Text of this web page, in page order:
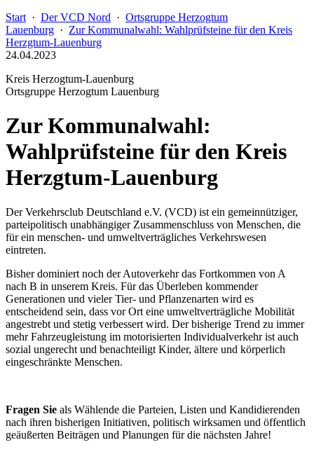
Start · Der VCD Nord · Ortsgruppe Herzogtum
Lauenburg · Zur Kommunalwahl: Wahlprüfsteine für den Kreis
Herzgtum-Lauenburg
24.04.2023
Kreis Herzogtum-Lauenburg
Ortsgruppe Herzogtum Lauenburg
Zur Kommunalwahl:
Wahlprüfsteine für den Kreis
Herzgtum-Lauenburg
Der Verkehrsclub Deutschland e.V. (VCD) ist ein gemeinnütziger,
parteipolitisch unabhängiger Zusammenschluss von Menschen, die
für ein menschen- und umweltverträgliches Verkehrswesen
eintreten.
Bisher dominiert noch der Autoverkehr das Fortkommen von A
nach B in unserem Kreis. Für das Überleben kommender
Generationen und vieler Tier- und Pflanzenarten wird es
entscheidend sein, dass vor Ort eine umweltverträgliche Mobilität
angestrebt und stetig verbessert wird. Der bisherige Trend zu immer
mehr Fahrzeugleistung im motorisierten Individualverkehr ist auch
sozial ungerecht und benachteiligt Kinder, ältere und körperlich
eingeschränkte Menschen.
Fragen Sie als Wählende die Parteien, Listen und Kandidierenden
nach ihren bisherigen Initiativen, politisch wirksamen und öffentlich
geäußerten Beiträgen und Planungen für die nächsten Jahre!